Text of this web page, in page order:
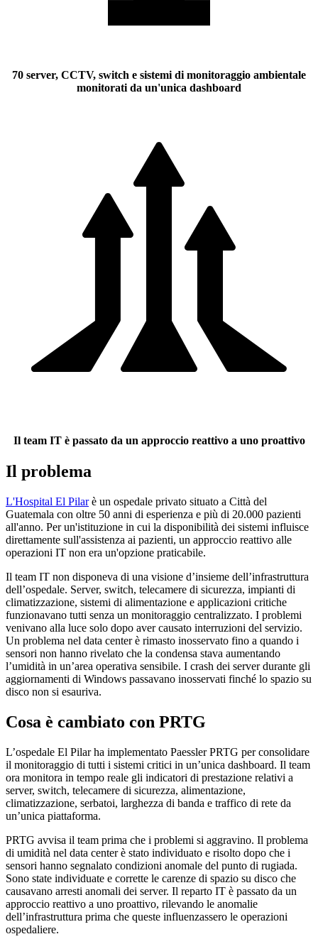
70 server, CCTV, switch e sistemi di monitoraggio ambientale
monitorati da un'unica dashboard
Il team IT è passato da un approccio reattivo a uno proattivo
Il problema
L'Hospital El Pilarè un ospedale privato situato a Città del
Guatemala con oltre 50 anni di esperienza e più di 20.000 pazienti
all'anno. Per un'istituzione in cui la disponibilità dei sistemi influisce
direttamente sull'assistenza ai pazienti, un approccio reattivo alle
operazioni IT non era un'opzione praticabile.
Il team IT non disponeva di una visione d’insieme dell’infrastruttura
dell’ospedale. Server, switch, telecamere di sicurezza, impianti di
climatizzazione, sistemi di alimentazione e applicazioni critiche
funzionavano tutti senza un monitoraggio centralizzato. I problemi
venivano alla luce solo dopo aver causato interruzioni del servizio.
Un problema nel data center è rimasto inosservato fino a quando i
sensori non hanno rivelato che la condensa stava aumentando
l’umidità in un’area operativa sensibile. I crash dei server durante gli
aggiornamenti di Windows passavano inosservati finché lo spazio su
disco non si esauriva.
Cosa è cambiato con PRTG
L’ospedale El Pilar ha implementato Paessler PRTG per consolidare
il monitoraggio di tutti i sistemi critici in un’unica dashboard. Il team
ora monitora in tempo reale gli indicatori di prestazione relativi a
server, switch, telecamere di sicurezza, alimentazione,
climatizzazione, serbatoi, larghezza di banda e traffico di rete da
un’unica piattaforma.
PRTG avvisa il team prima che i problemi si aggravino. Il problema
di umidità nel data center è stato individuato e risolto dopo che i
sensori hanno segnalato condizioni anomale del punto di rugiada.
Sono state individuate e corrette le carenze di spazio su disco che
causavano arresti anomali dei server. Il reparto IT è passato da un
approccio reattivo a uno proattivo, rilevando le anomalie
dell’infrastruttura prima che queste influenzassero le operazioni
ospedaliere.